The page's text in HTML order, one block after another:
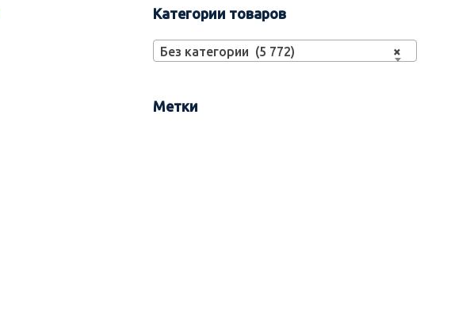
Категории товаров
×
Без категории (5 772)
Метки